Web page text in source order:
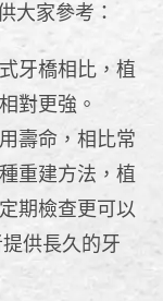
大家參考：
牙橋相比，植
對更強。
壽命，相比常
重建方法，植
期檢查更可以
供長久的牙